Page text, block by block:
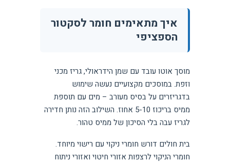
איך מתאימים חומר לסקטור
הספציפי
מוסך אוטו עובד עם שמן הידראולי, גריז מכני
וזפת. במוסכים מקצועיים נעשה שימוש
בדגריזרים על בסיס מעורב – מים עם תוספת
ממיס בריכוז 5-10 אחוז. השילוב הזה נותן חדירה
לגריז עבה בלי הסיכון של ממיס טהור.
בית חולים דורש חומרי ניקוי עם רישוי מיוחד.
חומרי הניקוי לרצפות אזורי חיטוי ואזורי ניתוח